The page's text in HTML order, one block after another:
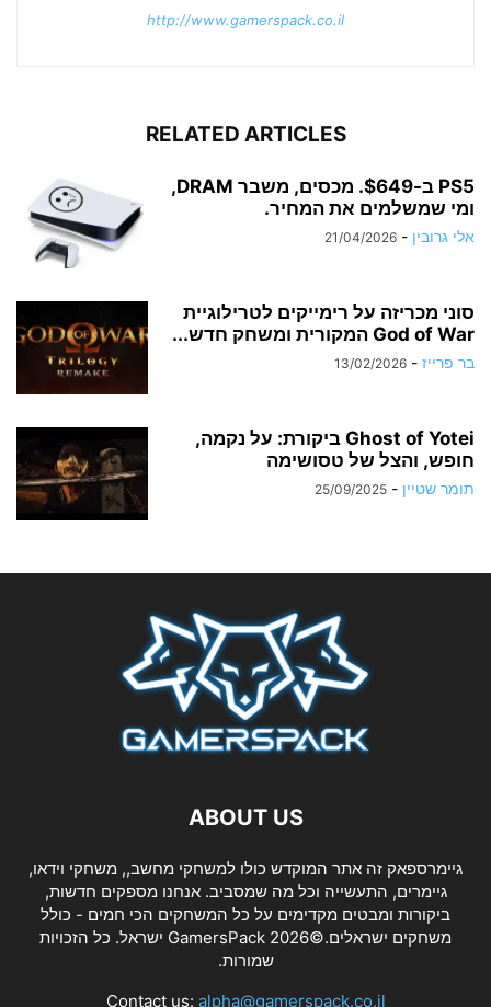
http://www.gamerspack.co.il
RELATED ARTICLES
PS5 ב-$649. מכסים, משבר DRAM,
ומי שמשלמים את המחיר.
אלי גרובין -
21/04/2026
סוני מכריזה על רימייקים לטרילוגיית
God of War המקורית ומשחק חדש...
בר פרייז -
13/02/2026
Ghost of Yotei ביקורת: על נקמה,
חופש, והצל של טסושימה
תומר שטיין -
25/09/2025
ABOUT US
גיימרספאק זה אתר המוקדש כולו למשחקי מחשב,, משחקי וידאו,
גיימרים, התעשייה וכל מה שמסביב. אנחנו מספקים חדשות,
ביקורות ומבטים מקדימים על כל המשחקים הכי חמים - כולל
משחקים ישראלים.©2026 GamersPack ישראל. כל הזכויות
שמורות.
Contact us: alpha@gamerspack.co.il